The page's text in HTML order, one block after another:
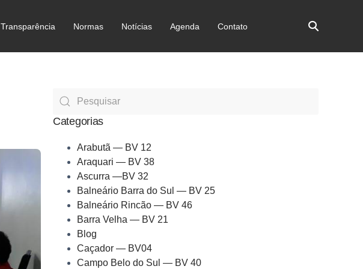
Transparência Normas Notícias Agenda Contato
Categorias
Arabutã — BV 12
Araquari — BV 38
Ascurra —BV 32
Balneário Barra do Sul — BV 25
Balneário Rincão — BV 46
Barra Velha — BV 21
Blog
Caçador — BV04
Campo Belo do Sul — BV 40